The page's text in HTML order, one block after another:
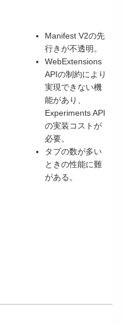
Manifest V2の先
行きが不透明。
WebExtensions
APIの制約により
実現できない機
能があり、
Experiments API
の実装コストが
必要。
タブの数が多い
ときの性能に難
がある。